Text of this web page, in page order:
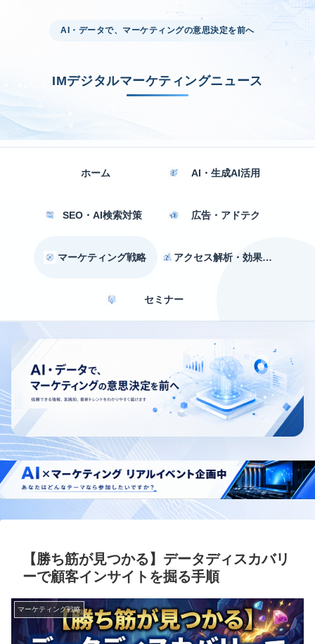
AI・データで、マーケティングの意思決定を前へ
IMデジタルマーケティングニュース
ホーム AI・生成AI活用
SEO・AI検索対策 広告・アドテク
マーケティング戦略 アクセス解析・効果測定
セミナー
【勝ち筋が見つかる】データディスカバリ
ーで顧客インサイトを掘る手順
マーケティング戦略